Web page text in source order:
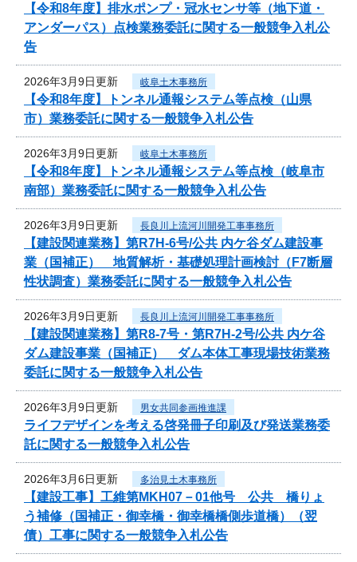
【令和8年度】排水ポンプ・冠水センサ等（地下道・
アンダーパス）点検業務委託に関する一般競争入札公
告
2026年3月9日更新 岐阜土木事務所
【令和8年度】トンネル通報システム等点検（山県
市）業務委託に関する一般競争入札公告
2026年3月9日更新 岐阜土木事務所
【令和8年度】トンネル通報システム等点検（岐阜市
南部）業務委託に関する一般競争入札公告
2026年3月9日更新 長良川上流河川開発工事事務所
【建設関連業務】第R7H-6号/公共 内ケ谷ダム建設事
業（国補正） 地質解析・基礎処理計画検討（F7断層
性状調査）業務委託に関する一般競争入札公告
2026年3月9日更新 長良川上流河川開発工事事務所
【建設関連業務】第R8-7号・第R7H-2号/公共 内ケ谷
ダム建設事業（国補正） ダム本体工事現場技術業務
委託に関する一般競争入札公告
2026年3月9日更新 男女共同参画推進課
ライフデザインを考える啓発冊子印刷及び発送業務委
託に関する一般競争入札公告
2026年3月6日更新 多治見土木事務所
【建設工事】工維第MKH07－01他号 公共 橋りょ
う補修（国補正・御幸橋・御幸橋橋側歩道橋）（翌
債）工事に関する一般競争入札公告